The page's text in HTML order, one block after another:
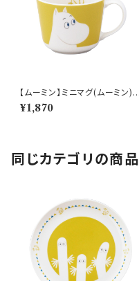
【ムーミン】ミニマグ(ムーミン)【
アニメーション】
¥1,870
同じカテゴリの商品